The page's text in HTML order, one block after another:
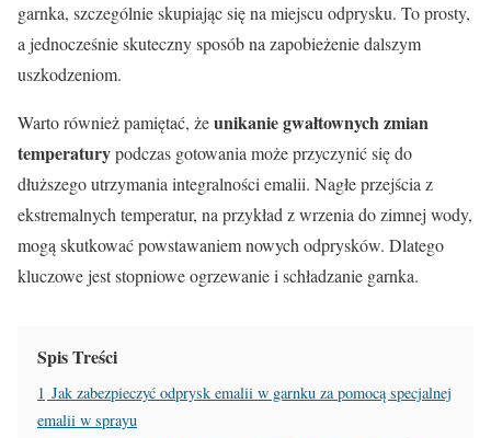
garnka, szczególnie skupiając się na miejscu odprysku. To prosty,
a jednocześnie skuteczny sposób na zapobieżenie dalszym
uszkodzeniom.
Warto również pamiętać, żeunikanie gwałtownych zmian
temperaturypodczas gotowania może przyczynić się do
dłuższego utrzymania integralności emalii. Nagłe przejścia z
ekstremalnych temperatur, na przykład z wrzenia do zimnej wody,
mogą skutkować powstawaniem nowych odprysków. Dlatego
kluczowe jest stopniowe ogrzewanie i schładzanie garnka.
Spis Treści
1 Jak zabezpieczyć odprysk emalii w garnku za pomocą specjalnej
emalii w sprayu